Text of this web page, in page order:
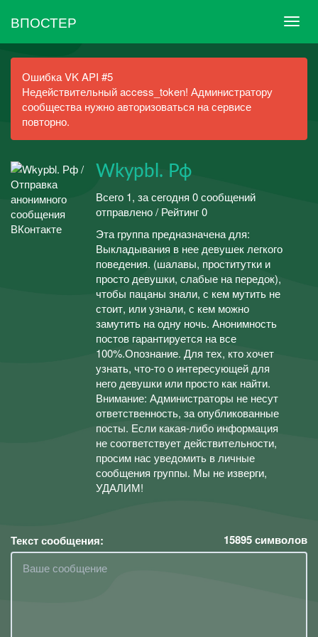
ВПОСТЕР
Ошибка VK API #5
Недействительный access_token! Администратору
сообщества нужно авторизоваться на сервисе
повторно.
Wkypbl. Рф
Всего 1, за сегодня 0 сообщений
отправлено / Рейтинг 0
Эта группа предназначена для:
Выкладывания в нее девушек легкого
поведения. (шалавы, проститутки и
просто девушки, слабые на передок),
чтобы пацаны знали, с кем мутить не
стоит, или узнали, с кем можно
замутить на одну ночь. Анонимность
постов гарантируется на все
100%.Опознание. Для тех, кто хочет
узнать, что-то о интересующей для
него девушки или просто как найти.
Внимание: Администраторы не несут
ответственность, за опубликованные
посты. Если какая-либо информация
не соответствует действительности,
просим нас уведомить в личные
сообщения группы. Мы не изверги,
УДАЛИМ!
Текст сообщения: 15895символов